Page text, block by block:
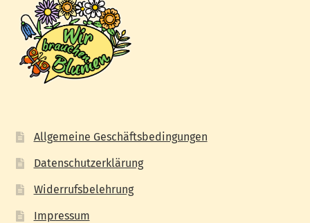
Allgemeine Geschäftsbedingungen
Datenschutzerklärung
Widerrufsbelehrung
Impressum